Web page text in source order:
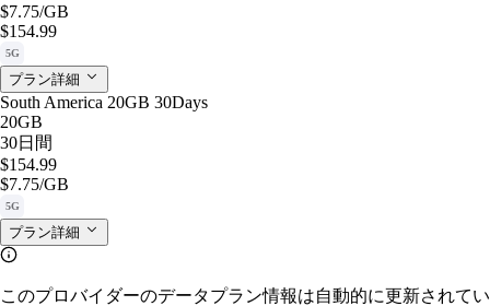
$7.75/GB
$154.99
5G
プラン詳細
South America 20GB 30Days
20GB
30日間
$154.99
$7.75/GB
5G
プラン詳細
このプロバイダーのデータプラン情報は自動的に更新されてい